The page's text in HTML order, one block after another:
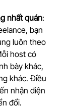
nhất quán:
bạn
luôn theo
host có
bày khác,
khác. Điều
nhận diện
đổi.